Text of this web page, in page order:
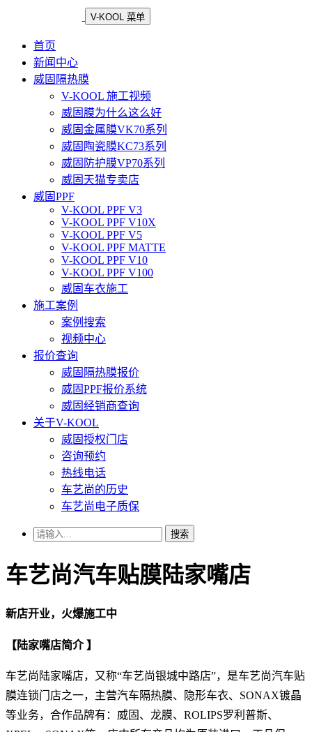
V-KOOL 菜单
首页
新闻中心
威固隔热膜
V-KOOL 施工视频
威固膜为什么这么好
威固金属膜VK70系列
威固陶瓷膜KC73系列
威固防护膜VP70系列
威固天猫专卖店
威固PPF
V-KOOL PPF V3
V-KOOL PPF V10X
V-KOOL PPF V5
V-KOOL PPF MATTE
V-KOOL PPF V10
V-KOOL PPF V100
威固车衣施工
施工案例
案例搜索
视频中心
报价查询
威固隔热膜报价
威固PPF报价系统
威固经销商查询
关于V-KOOL
威固授权门店
咨询预约
热线电话
车艺尚的历史
车艺尚电子质保
搜索
车艺尚汽车贴膜陆家嘴店
新店开业，火爆施工中
【陆家嘴店简介 】
车艺尚陆家嘴店，又称“车艺尚银城中路店”，是车艺尚汽车贴
膜连锁门店之一，主营汽车隔热膜、隐形车衣、SONAX镀晶
等业务，合作品牌有：威固、龙膜、ROLIPS罗利普斯、